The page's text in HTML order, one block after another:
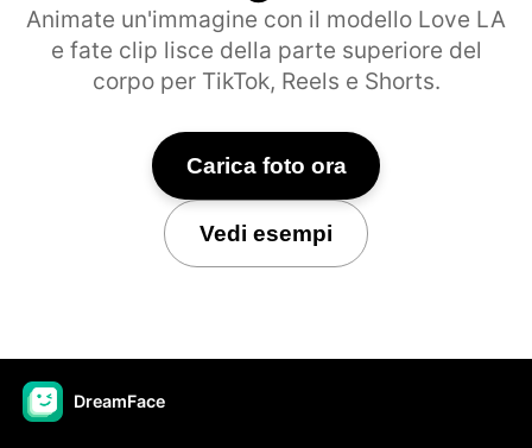
Animate un'immagine con il modello Love LA
e fate clip lisce della parte superiore del
corpo per TikTok, Reels e Shorts.
Carica foto ora
Vedi esempi
DreamFace